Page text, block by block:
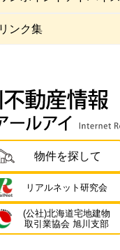
リンク集
物件を探して
リアルネット研究会
(公社)北海道宅地建物
取引業協会 旭川支部